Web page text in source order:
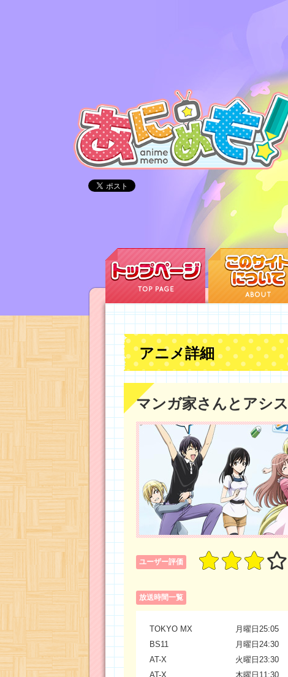
アニメ詳細
マンガ家さんとアシ
ユーザー評価
放送時間一覧
TOKYO MX
月曜日25:05
BS11
月曜日24:30
AT-X
火曜日23:30
AT-X
木曜日11:30